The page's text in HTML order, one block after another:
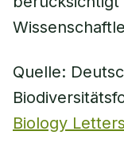
Quelle:
Biology